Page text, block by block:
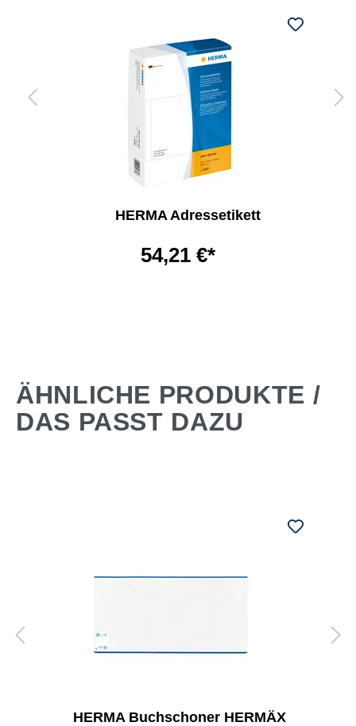
HERMA Adressetikett
54,21 €*
ÄHNLICHE PRODUKTE /
DAS PASST DAZU
HERMA Buchschoner HERMÄX